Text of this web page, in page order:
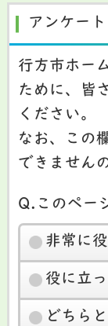
アンケート
行方市ホー
ために、皆
ください。
なお、この
できません
Q.このペー
非常に
役に立
どちら